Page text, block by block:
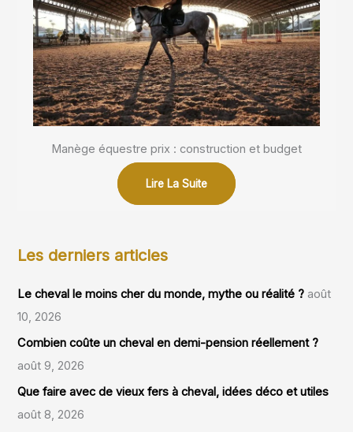
Manège équestre prix : construction et budget
Lire La Suite
Les derniers articles
Le cheval le moins cher du monde, mythe ou réalité ? août
10, 2026
Combien coûte un cheval en demi-pension réellement ?
août 9, 2026
Que faire avec de vieux fers à cheval, idées déco et utiles
août 8, 2026